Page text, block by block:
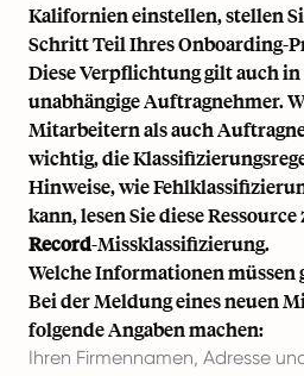
Kalifornien einstellen, stellen
Schritt Teil IhresOnboarding-
Diese Verpflichtung gilt auch
unabhängige Auftragnehmer.
Mitarbeitern als auch
wichtig, die
Hinweise, wie
kann, lesen Sie diese Ressource
Record-Missklassifizierung.
Welche Informationen müssen
Bei der Meldung eines neuen
folgende Angaben machen:
Ihren Firmennamen, Adresse